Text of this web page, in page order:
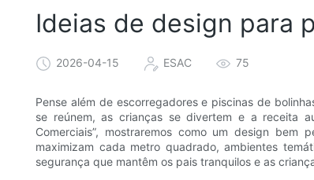
Ideias de design para
2026-04-15 ESAC 75
Pense além de escorregadores e piscinas de
se reúnem, as crianças se divertem e a receita
Comerciais”, mostraremos como um design bem
maximizam cada metro quadrado, ambientes
segurança que mantêm os pais tranquilos e as